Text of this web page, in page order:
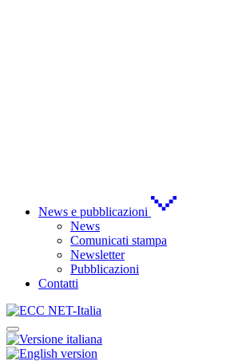
News e pubblicazioni
News
Comunicati stampa
Newsletter
Pubblicazioni
Contatti